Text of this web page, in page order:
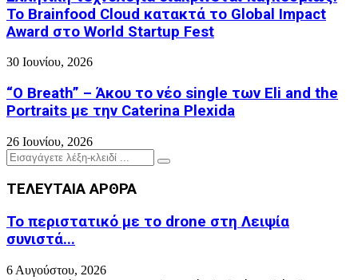
Το Brainfood Cloud κατακτά το Global Impact
Award στο World Startup Fest
30 Ιουνίου, 2026
“O Breath” – Άκου το νέο single των Eli and the
Portraits με την Caterina Plexida
26 Ιουνίου, 2026
Search
for:
Search
ΤΕΛΕΥΤΑΙΑ ΑΡΘΡΑ
Το περιστατικό με το drone στη Λειψία
συνιστά...
6 Αυγούστου, 2026